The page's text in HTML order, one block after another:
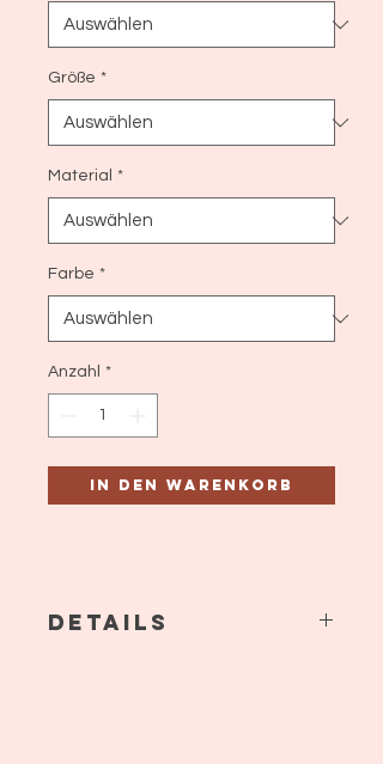
Größe *
Material *
Farbe *
Anzahl *
In den Warenkorb
Details